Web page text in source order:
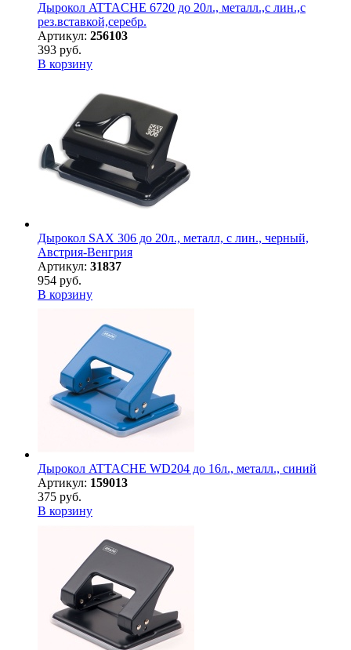
Дырокол ATTACHE 6720 до 20л., металл.,с лин.,с
рез.вставкой,серебр.
Артикул: 256103
393 руб.
В корзину
Дырокол SAX 306 до 20л., металл, с лин., черный,
Австрия-Венгрия
Артикул: 31837
954 руб.
В корзину
Дырокол ATTACHE WD204 до 16л., металл., синий
Артикул: 159013
375 руб.
В корзину